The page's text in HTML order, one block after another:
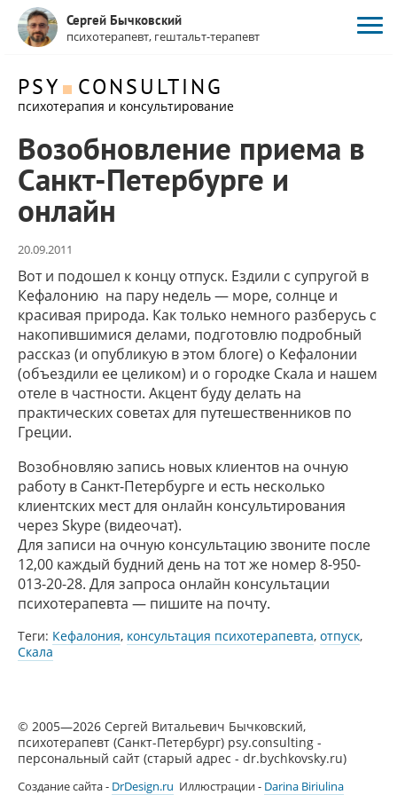
PSY CONSULTING
психотерапия и консультирование
Сергей Бычковский
психотерапевт, гештальт-терапевт
Возобновление приема в
Санкт-Петербурге и
онлайн
20.09.2011
Вот и подошел к концу отпуск. Ездили с супругой в
Кефалонию на пару недель — море, солнце и
красивая природа. Как только немного разберусь с
накопившимися делами, подготовлю подробный
рассказ (и опубликую в этом блоге) о Кефалонии
(объездили ее целиком) и о городке Скала и нашем
отеле в частности. Акцент буду делать на
практических советах для путешественников по
Греции.
Возобновляю запись новых клиентов на очную
работу в Санкт-Петербурге и есть несколько
клиентских мест для онлайн консультирования
через Skype (видеочат).
Для записи на очную консультацию звоните после
12,00 каждый будний день на тот же номер 8-950-
013-20-28. Для запроса онлайн консультации
психотерапевта — пишите на почту.
Теги: Кефалония, консультация психотерапевта, отпуск,
Скала
© 2005—2026 Сергей Витальевич Бычковский,
психотерапевт (Санкт-Петербург) psy.consulting -
персональный сайт (старый адрес - dr.bychkovsky.ru)
Создание сайта - DrDesign.ru Иллюстрации - Darina Biriulina